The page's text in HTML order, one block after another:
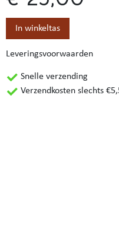
In winkeltas
Leveringsvoorwaarden
Snelle verzending
Verzendkosten slechts